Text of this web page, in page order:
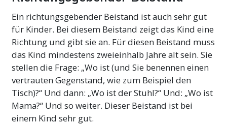
Ein richtungsgebender Beistand ist auch sehr gut
für Kinder. Bei diesem Beistand zeigt das Kind eine
Richtung und gibt sie an. Für diesen Beistand muss
das Kind mindestens zweieinhalb Jahre alt sein. Sie
stellen die Frage: „Wo ist (und Sie benennen einen
vertrauten Gegenstand, wie zum Beispiel den
Tisch)?“ Und dann: „Wo ist der Stuhl?“ Und: „Wo ist
Mama?“ Und so weiter. Dieser Beistand ist bei
einem Kind sehr gut.